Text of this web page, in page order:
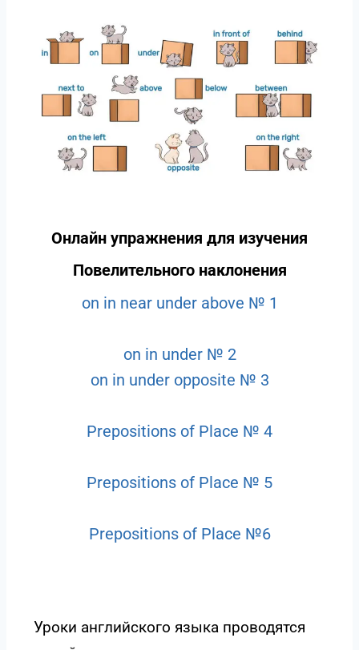
Онлайн упражнения для изучения
Повелительного наклонения
on in near under above № 1
on in under № 2
on in under opposite № 3
Prepositions of Place № 4
Prepositions of Place № 5
Prepositions of Place №6
Уроки английского языка проводятся